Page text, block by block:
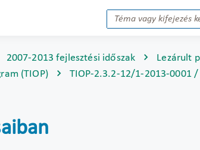
2007-2013 fejlesztési időszak
Lezárult
(TIOP)
TIOP-2.3.2-12/1-2013-0001